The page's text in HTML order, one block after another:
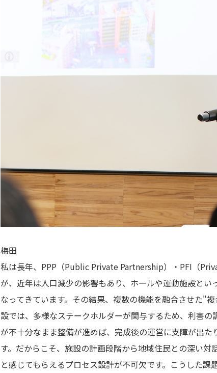
梅田
私は長年、PPP（Public Private Partnership）・PFI（
が、近年は人口減少の影響もあり、ホールや運動施設と
なってきています。その結果、複数の機能を融合させた"
設では、多様なステークホルダーが関与するため、利害
が不十分なまま整備が進めば、完成後の運営に支障が出
す。だからこそ、施設の計画段階から地域住民との深い対
と感じてもらえるプロセス設計が不可欠です。こうした